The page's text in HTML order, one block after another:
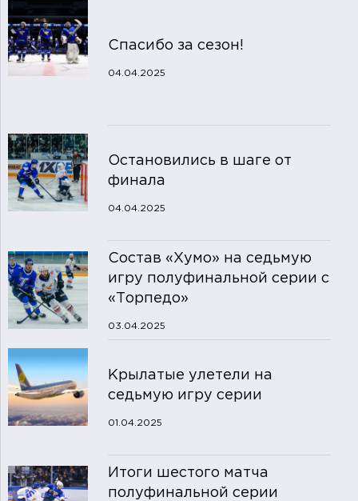
Спасибо за сезон!
04.04.2025
Остановились в шаге от
финала
04.04.2025
Состав «Хумо» на седьмую
игру полуфинальной серии с
«Торпедо»
03.04.2025
Крылатые улетели на
седьмую игру серии
01.04.2025
Итоги шестого матча
полуфинальной серии